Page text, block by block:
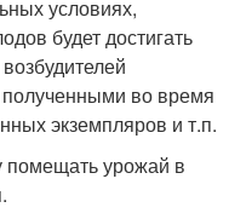
условиях,
будет достигать
во время
экземпляров и т.п.
помещать урожай в